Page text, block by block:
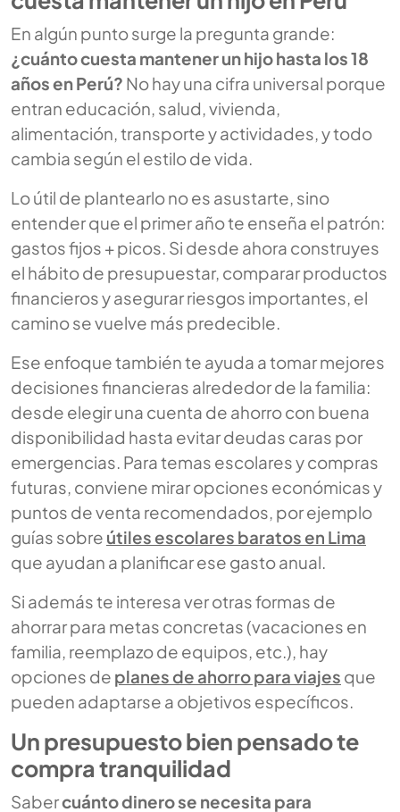
En algún punto surge la pregunta grande:
¿cuánto cuesta mantener un hijo hasta los 18
años en Perú? No hay una cifra universal porque
entran educación, salud, vivienda,
alimentación, transporte y actividades, y todo
cambia según el estilo de vida.
Lo útil de plantearlo no es asustarte, sino
entender que el primer año te enseña el patrón:
gastos fijos + picos. Si desde ahora construyes
el hábito de presupuestar, comparar productos
financieros y asegurar riesgos importantes, el
camino se vuelve más predecible.
Ese enfoque también te ayuda a tomar mejores
decisiones financieras alrededor de la familia:
desde elegir una cuenta de ahorro con buena
disponibilidad hasta evitar deudas caras por
emergencias. Para temas escolares y compras
futuras, conviene mirar opciones económicas y
puntos de venta recomendados, por ejemplo
guías sobre útiles escolares baratos en Lima
que ayudan a planificar ese gasto anual.
Si además te interesa ver otras formas de
ahorrar para metas concretas (vacaciones en
familia, reemplazo de equipos, etc.), hay
opciones de planes de ahorro para viajes que
pueden adaptarse a objetivos específicos.
Un presupuesto bien pensado te
compra tranquilidad
Sabercuánto dinero se necesita para